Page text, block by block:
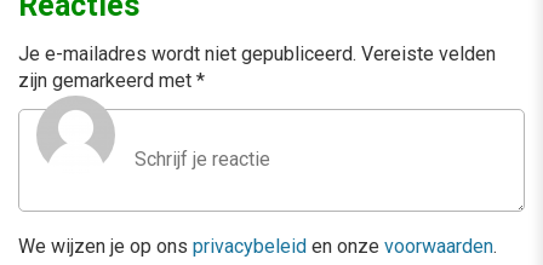
Je e-mailadres wordt niet gepubliceerd. Vereiste velden
zijn gemarkeerd met *
We wijzen je op ons privacybeleid en onze voorwaarden.